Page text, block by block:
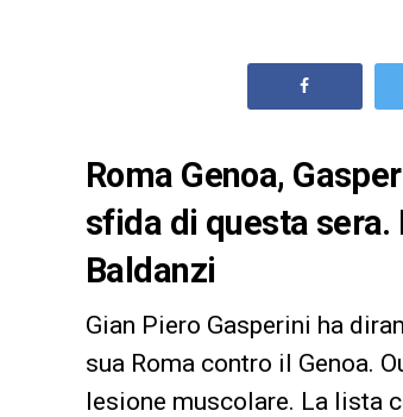
Roma Genoa,
sfida di questa sera.
Baldanzi
Gian Piero Gasperini ha
sua Roma contro il Genoa.
lesione muscolare. La lista